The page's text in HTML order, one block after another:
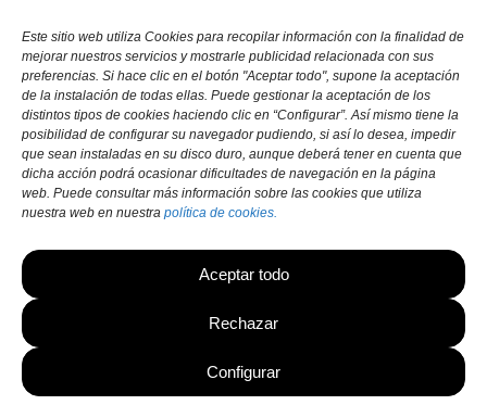
Este sitio web utiliza Cookies para recopilar información con la finalidad de
mejorar nuestros servicios y mostrarle publicidad relacionada con sus
preferencias. Si hace clic en el botón "Aceptar todo", supone la aceptación
de la instalación de todas ellas. Puede gestionar la aceptación de los
distintos tipos de cookies haciendo clic en “Configurar”. Así mismo tiene la
posibilidad de configurar su navegador pudiendo, si así lo desea, impedir
que sean instaladas en su disco duro, aunque deberá tener en cuenta que
dicha acción podrá ocasionar dificultades de navegación en la página
web. Puede consultar más información sobre las cookies que utiliza
nuestra web en nuestra política de cookies.
Aceptar todo
Rechazar
Configurar
Altres tipus de retolació
Parlem?
C/ d’Eduard Gibert i Riera, 40, 08940 Cornellà de
Llobregat, Barcelona